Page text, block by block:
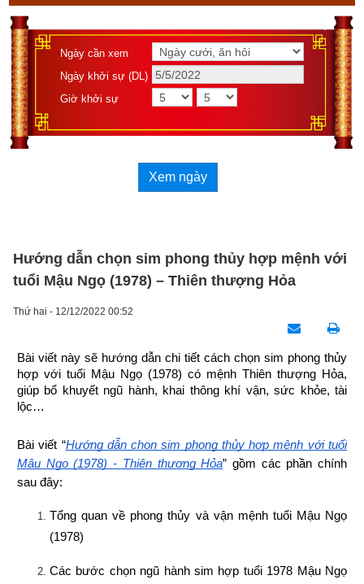
Ngày cần xem
Ngày khởi sự (DL)
Giờ khởi sự
Xem ngày
Hướng dẫn chọn sim phong thủy hợp mệnh với
tuổi Mậu Ngọ (1978) – Thiên thượng Hỏa
Thứ hai - 12/12/2022 00:52
Bài viết này sẽ hướng dẫn chi tiết cách chọn sim phong thủy
hợp với tuổi Mậu Ngọ (1978) có mệnh Thiên thượng Hỏa,
giúp bổ khuyết ngũ hành, khai thông khí vận, sức khỏe, tài
lộc…
Bài viết “Hướng dẫn chọn sim phong thủy hợp mệnh với tuổi
Mậu Ngọ (1978) - Thiên thượng Hỏa” gồm các phần chính
sau đây:
Tổng quan về phong thủy và vận mệnh tuổi Mậu Ngọ
(1978)
Các bước chọn ngũ hành sim hợp tuổi 1978 Mậu Ngọ